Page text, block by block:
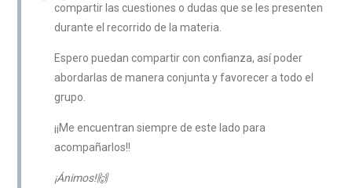
compartir las cuestiones o dudas que se les presenten
durante el recorrido de la materia.
Espero puedan compartir con confianza, así poder
abordarlas de manera conjunta y favorecer a todo el
grupo.
¡¡Me encuentran siempre de este lado para
acompañarlos!!
¡Ánimos!🙌